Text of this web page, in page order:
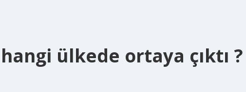
ülkede ortaya çıktı ?